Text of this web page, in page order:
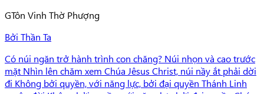
GTôn Vinh Thờ Phượng
Bởi Thần Ta
Có núi ngăn trở hành trình con chăng? Núi nhọn và cao trước
mặt Nhìn lên chăm xem Chúa Jêsus Christ, núi nầy ắt phải dời
đi Không bởi quyền, với năng lực, bởi đại quyền Thánh Linh